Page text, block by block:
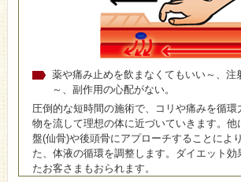
薬や痛み止めを飲まなくてもいい～、注
～、副作用の心配がない。
圧倒的な短時間の施術で、コリや痛みを循環
物を流して理想の体に近づいていきます。他
盤(仙骨)や後頭骨にアプローチすることによ
た、体液の循環を調整します。ダイエット効
たお客さまもおられます。